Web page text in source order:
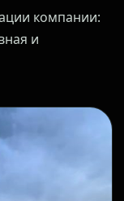
компании:
и